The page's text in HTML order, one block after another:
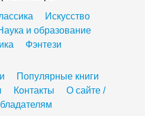
Искусство
и образование
Фэнтези
Популярные книги
Контакты
О сайте /